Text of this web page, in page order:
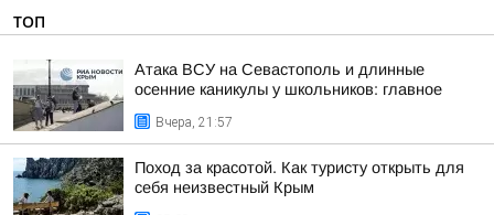
ТОП
Атака ВСУ на Севастополь и длинные
осенние каникулы у школьников: главное
Вчера, 21:57
Поход за красотой. Как туристу открыть для
себя неизвестный Крым